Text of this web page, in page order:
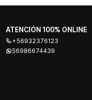
ATENCIÓN 100% ONLINE
+56932376123
56986674439